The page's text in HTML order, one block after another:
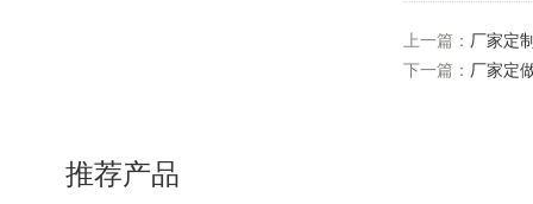
上一篇： 厂家定
下一篇： 厂家定
推荐产品